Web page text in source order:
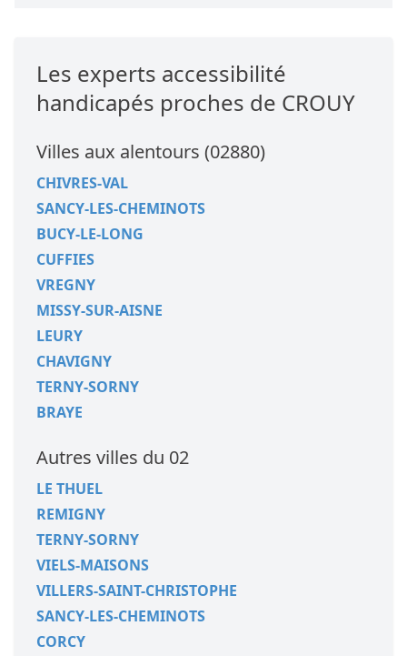
Les experts accessibilité
handicapés proches de CROUY
Villes aux alentours (02880)
CHIVRES-VAL
SANCY-LES-CHEMINOTS
BUCY-LE-LONG
CUFFIES
VREGNY
MISSY-SUR-AISNE
LEURY
CHAVIGNY
TERNY-SORNY
BRAYE
Autres villes du 02
LE THUEL
REMIGNY
TERNY-SORNY
VIELS-MAISONS
VILLERS-SAINT-CHRISTOPHE
SANCY-LES-CHEMINOTS
CORCY